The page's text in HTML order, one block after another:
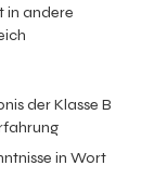
in andere
der Klasse B
in Wort